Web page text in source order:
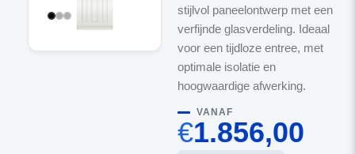
stijlvol paneelontwerp met een
verfijnde glasverdeling. Ideaal
voor een tijdloze entree, met
optimale isolatie en
hoogwaardige afwerking.
VANAF
€1.856,00